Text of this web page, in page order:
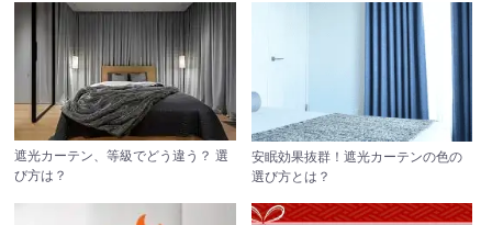
遮光カーテン、等級でどう違う？ 選
び方は？
安眠効果抜群！遮光カーテンの色の
選び方とは？